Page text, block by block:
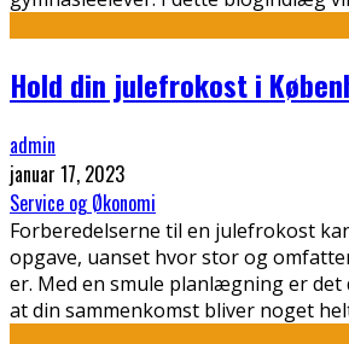
Hold din julefrokost i
admin
januar 17, 2023
Service og Økonomi
Forberedelserne til en julefrokost
opgave, uanset hvor stor og
er. Med en smule planlægning er
at din sammenkomst bliver noget